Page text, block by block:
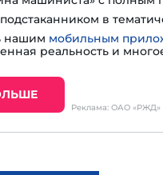
в
нашим мобильным
реальность и
Реклама: ОАО «РЖД»